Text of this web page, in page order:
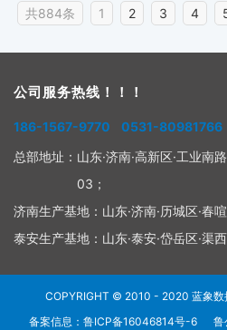
共884条 1 2 3 4
公司服务热线！！！
186-1567-9770 0531-80981766
总部地址： 山东·济南·高新区·工业南
03；
济南生产基地： 山东·济南·历城区·春
泰安生产基地： 山东·泰安·岱岳区·渠
COPYRIGHT © 2010 - 2020 蓝象数
备案信息：鲁ICP备16046814号-6